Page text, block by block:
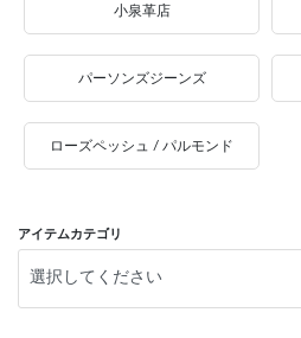
小泉革店
パーソンズジーンズ
ローズペッシュ / パルモンド
アイテムカテゴリ